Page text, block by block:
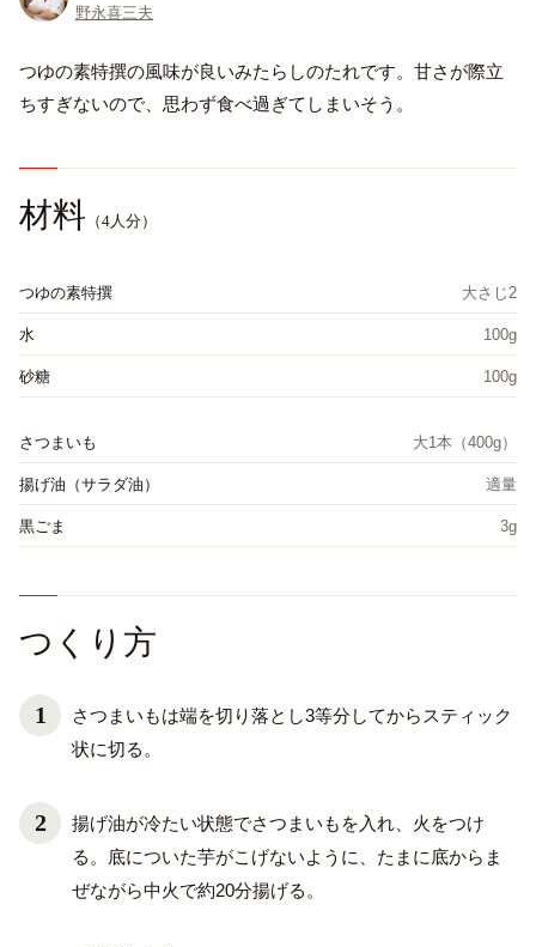
プライバシーポリシー
サイトポリシー
野永喜三夫
つゆの素特撰の風味が良いみたらしのたれです。甘さが際立
ちすぎないので、思わず食べ過ぎてしまいそう。
材料 （4人分）
つゆの素特撰 大さじ2
水 100g
砂糖 100g
さつまいも 大1本（400g）
揚げ油（サラダ油） 適量
黒ごま 3g
つくり方
さつまいもは端を切り落とし3等分してからスティック
状に切る。
揚げ油が冷たい状態でさつまいもを入れ、火をつけ
る。底についた芋がこげないように、たまに底からま
ぜながら中火で約20分揚げる。